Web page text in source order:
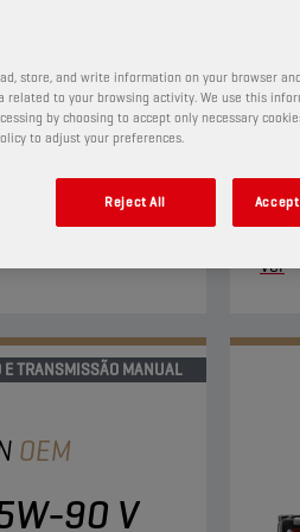
SAE 75W-
transmissões
Ver
E TRANSMISSÃO MANUAL
OEM
90 V
store, and write information on your browser
related to your browsing activity. We use this
by choosing to accept only necessary
to adjust your preferences.
Reject All